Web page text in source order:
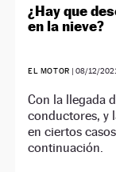
¿Hay que
en la nieve?
EL MOTOR | 08/12/
Con la llegada
conductores, y
en ciertos
continuación.